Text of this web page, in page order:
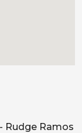
Rudge Ramos